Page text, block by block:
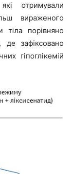
отримували
вираженого
порівняно
зафіксовано
гіпоглікемій